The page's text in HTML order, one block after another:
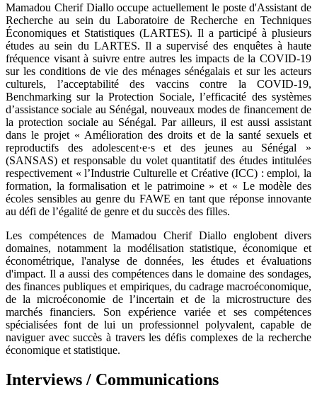
Mamadou Cherif Diallo occupe actuellement le poste d'Assistant de
Recherche au sein du Laboratoire de Recherche en Techniques
Économiques et Statistiques (LARTES). Il a participé à plusieurs
études au sein du LARTES. Il a supervisé des enquêtes à haute
fréquence visant à suivre entre autres les impacts de la COVID-19
sur les conditions de vie des ménages sénégalais et sur les acteurs
culturels, l’acceptabilité des vaccins contre la COVID-19,
Benchmarking sur la Protection Sociale, l’efficacité des systèmes
d’assistance sociale au Sénégal, nouveaux modes de financement de
la protection sociale au Sénégal. Par ailleurs, il est aussi assistant
dans le projet « Amélioration des droits et de la santé sexuels et
reproductifs des adolescent·e·s et des jeunes au Sénégal »
(SANSAS) et responsable du volet quantitatif des études intitulées
respectivement « l’Industrie Culturelle et Créative (ICC) : emploi, la
formation, la formalisation et le patrimoine » et « Le modèle des
écoles sensibles au genre du FAWE en tant que réponse innovante
au défi de l’égalité de genre et du succès des filles.
Les compétences de Mamadou Cherif Diallo englobent divers
domaines, notamment la modélisation statistique, économique et
économétrique, l'analyse de données, les études et évaluations
d'impact. Il a aussi des compétences dans le domaine des sondages,
des finances publiques et empiriques, du cadrage macroéconomique,
de la microéconomie de l’incertain et de la microstructure des
marchés financiers. Son expérience variée et ses compétences
spécialisées font de lui un professionnel polyvalent, capable de
naviguer avec succès à travers les défis complexes de la recherche
économique et statistique.
Interviews / Communications